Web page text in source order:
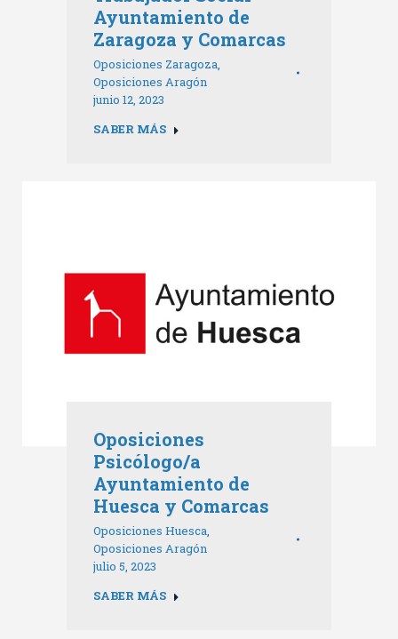
Ayuntamiento de
Zaragoza y Comarcas
Oposiciones Zaragoza,
Oposiciones Aragón
junio 12, 2023
SABER MÁS
Oposiciones
Psicólogo/a
Ayuntamiento de
Huesca y Comarcas
Oposiciones Huesca,
Oposiciones Aragón
julio 5, 2023
SABER MÁS